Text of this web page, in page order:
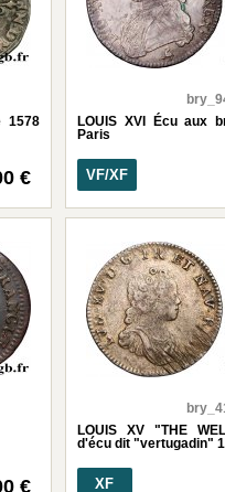
1578
€
LOUIS XVI Écu aux
Paris
VF/XF
€
LOUIS XV "THE
d'écu dit "vertugadin"
XF